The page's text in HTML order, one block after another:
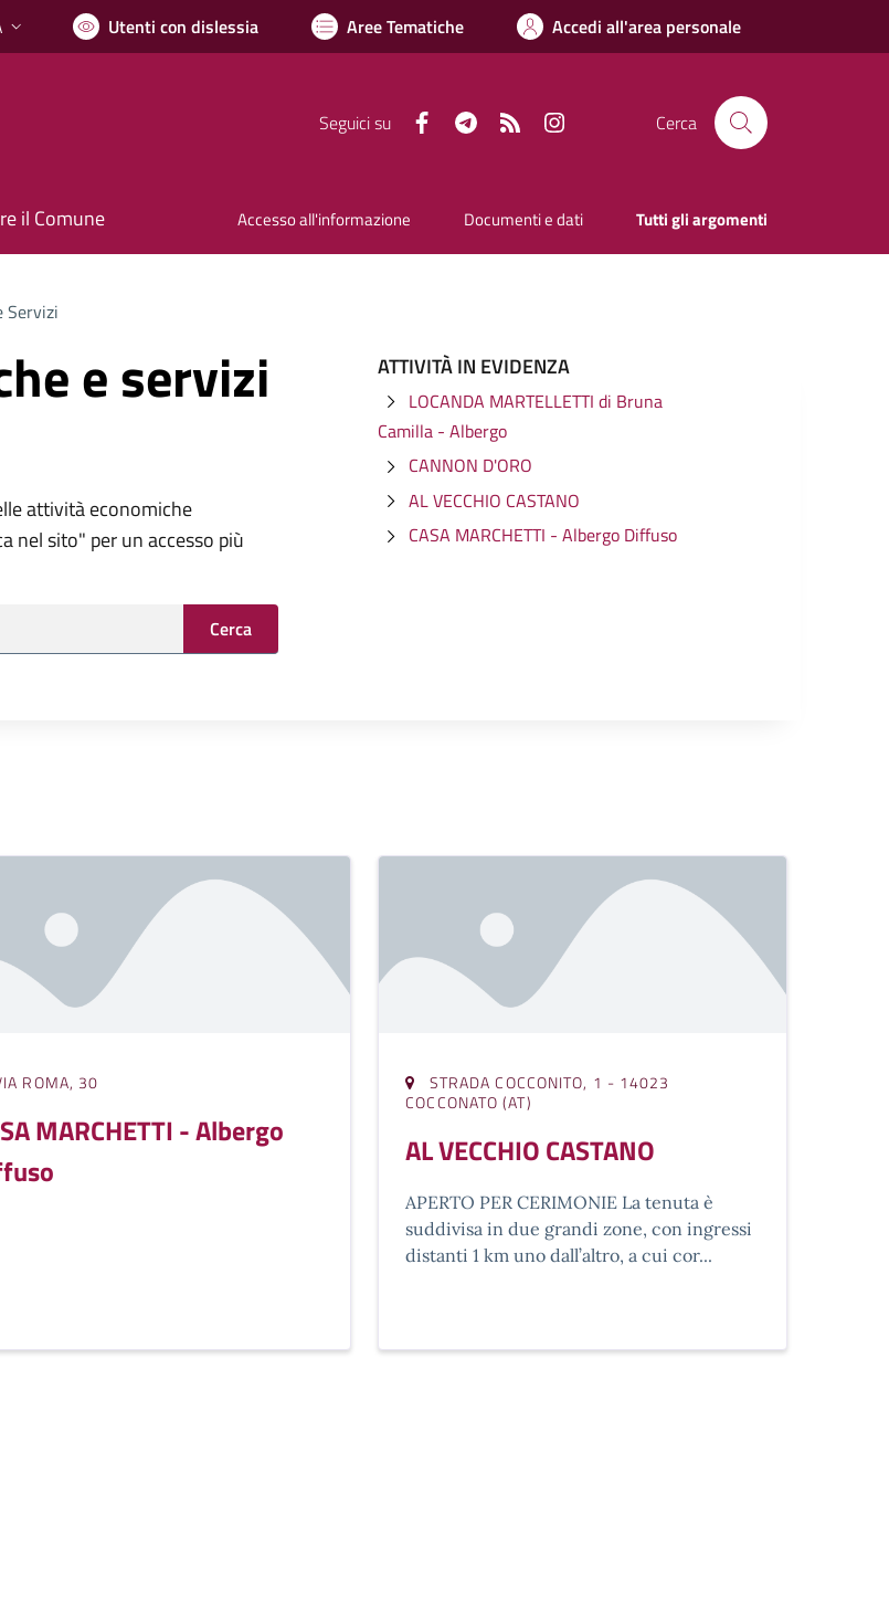
attiva: Utenti con dislessia Aree Tematiche Accedi all'area personale
Seguici su FacebookTelegramRSS Cerca
il Comune Accesso all'informazione Documenti e dati Tutti gli argomenti
Servizi
e servizi
attività economiche
nel sito" per un accesso più
Cerca
ATTIVITÀ IN EVIDENZA
LOCANDA MARTELLETTI di Bruna
Camilla - Albergo
CANNON D'ORO
AL VECCHIO CASTANO
CASA MARCHETTI - Albergo Diffuso
ROMA, 30
MARCHETTI - Albergo
STRADA COCCONITO, 1 - 14023
COCCONATO (AT)
AL VECCHIO CASTANO
APERTO PER CERIMONIE La tenuta è
suddivisa in due grandi zone, con ingressi
distanti 1 km uno dall’altro, a cui cor...